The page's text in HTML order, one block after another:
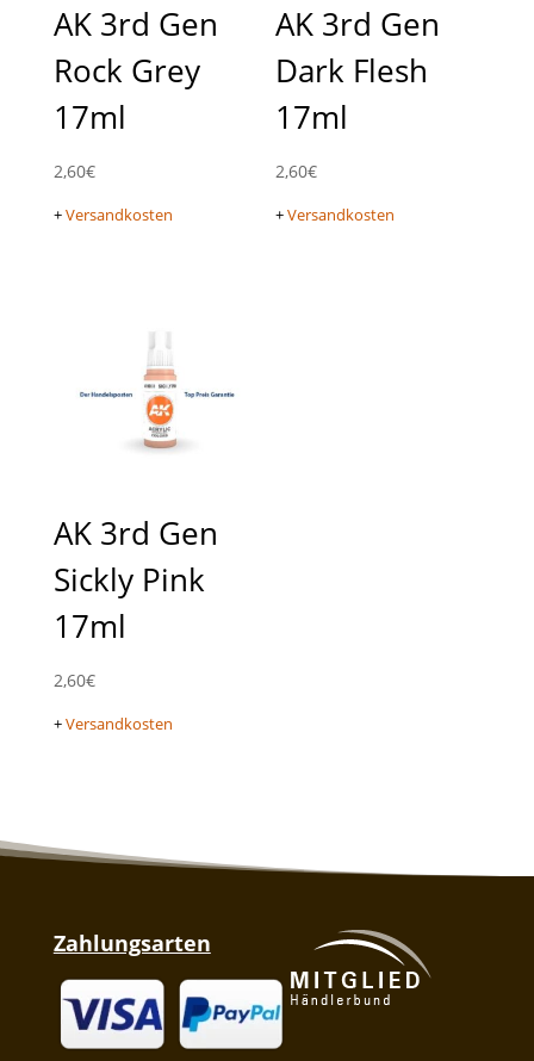
AK 3rd Gen
Rock Grey
17ml
2,60€
+Versandkosten
AK 3rd Gen
Dark Flesh
17ml
2,60€
+Versandkosten
AK 3rd Gen
Sickly Pink
17ml
2,60€
+Versandkosten
Zahlungsarten